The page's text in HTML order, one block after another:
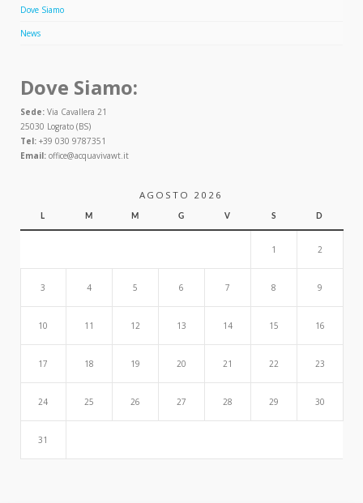
Dove Siamo
News
Dove Siamo:
Sede:Via Cavallera 21
25030 Lograto (BS)
Tel:+39 030 9787351
Email:office@acquavivawt.it
AGOSTO 2026
L M M G V S D
1 2
3 4 5 6 7 8 9
10 11 12 13 14 15 16
17 18 19 20 21 22 23
24 25 26 27 28 29 30
31